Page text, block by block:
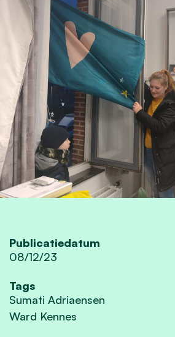
Publicatiedatum
08/12/23
Tags
Sumati Adriaensen
Ward Kennes